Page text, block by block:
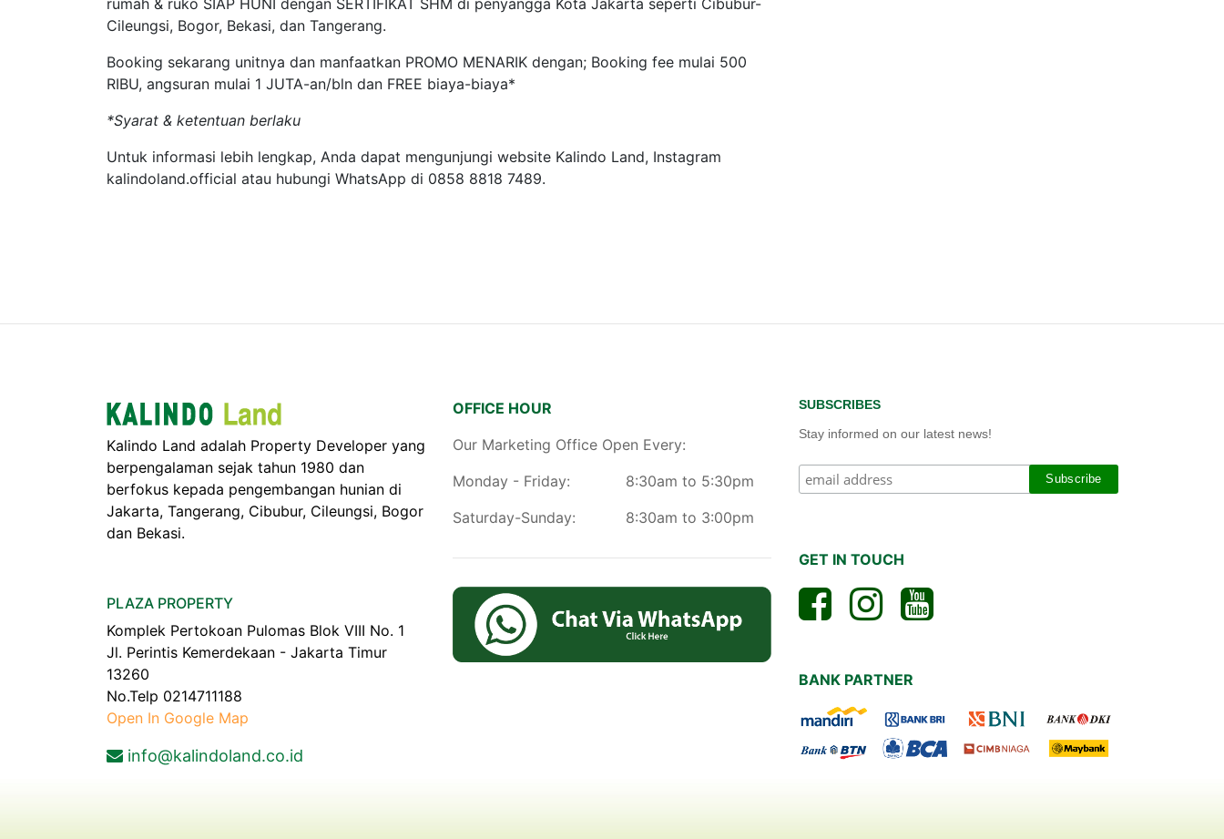
rumah & ruko SIAP HUNI dengan SERTIFIKAT SHM di penyangga Kota Jakarta seperti Cibubur-
Cileungsi, Bogor, Bekasi, dan Tangerang.
Booking sekarang unitnya dan manfaatkan PROMO MENARIK dengan; Booking fee mulai 500
RIBU, angsuran mulai 1 JUTA-an/bln dan FREE biaya-biaya*
*Syarat & ketentuan berlaku
Untuk informasi lebih lengkap, Anda dapat mengunjungi website Kalindo Land, Instagram
kalindoland.official atau hubungi WhatsApp di 0858 8818 7489.
Kalindo Land adalah Property Developer yang
berpengalaman sejak tahun 1980 dan
berfokus kepada pengembangan hunian di
Jakarta, Tangerang, Cibubur, Cileungsi, Bogor
dan Bekasi.
PLAZA PROPERTY
Komplek Pertokoan Pulomas Blok VIII No. 1
Jl. Perintis Kemerdekaan - Jakarta Timur
13260
No.Telp 0214711188
Open In Google Map
info@kalindoland.co.id
OFFICE HOUR
Our Marketing Office Open Every:
Monday - Friday:
8:30am to 5:30pm
Saturday-Sunday:
8:30am to 3:00pm
SUBSCRIBES
Stay informed on our latest news!
GET IN TOUCH
BANK PARTNER